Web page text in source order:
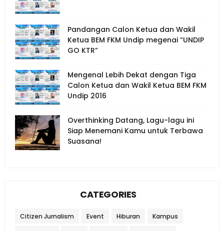
Pandangan Calon Ketua dan Wakil
Ketua BEM FKM Undip megenai “UNDIP
GO KTR”
Mengenal Lebih Dekat dengan Tiga
Calon Ketua dan Wakil Ketua BEM FKM
Undip 2016
Overthinking Datang, Lagu-lagu ini
Siap Menemani Kamu untuk Terbawa
Suasana!
CATEGORIES
Citizen Jurnalism Event Hiburan Kampus